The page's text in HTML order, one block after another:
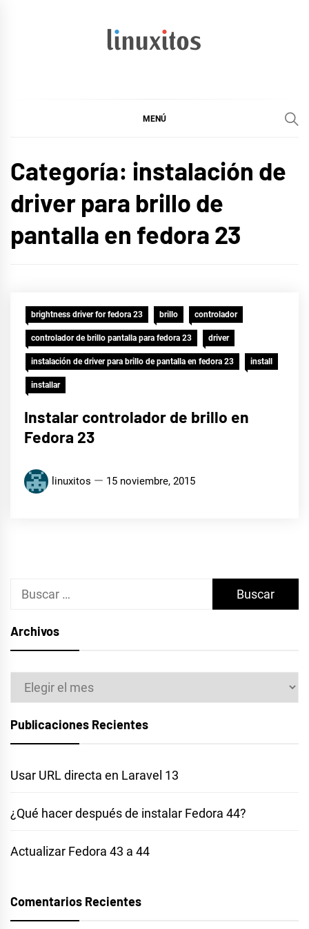
MENÚ
Categoría: instalación de
driver para brillo de
pantalla en fedora 23
brightness driver for fedora 23 brillo controlador
controlador de brillo pantalla para fedora 23 driver
instalación de driver para brillo de pantalla en fedora 23 install
installar
Instalar controlador de brillo en
Fedora 23
linuxitos 15 noviembre, 2015
Buscar:
Archivos
Archivos
Publicaciones Recientes
Usar URL directa en Laravel 13
¿Qué hacer después de instalar Fedora 44?
Actualizar Fedora 43 a 44
Comentarios Recientes